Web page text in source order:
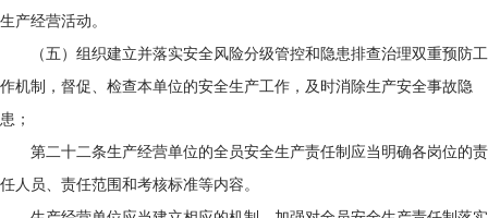
生产经营活动。
（五）组织建立并落实安全风险分级管控和隐患排查治理双重预防工
作机制，督促、检查本单位的安全生产工作，及时消除生产安全事故隐
患；
第二十二条生产经营单位的全员安全生产责任制应当明确各岗位的责
任人员、责任范围和考核标准等内容。